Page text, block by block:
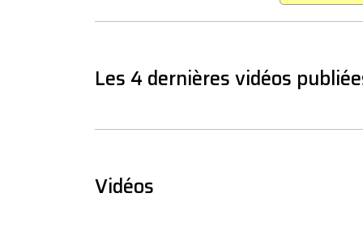
Les 4 dernières vidéos
Vidéos